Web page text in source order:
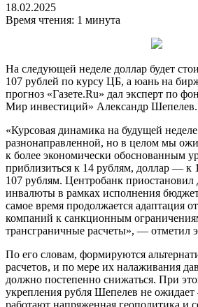
18.02.2025
Время чтения: 1 минута
На следующей неделе доллар будет
107 рублей по курсу ЦБ, а юань на
прогноз «Газете.Ru» дал эксперт по
Мир инвестиций» Александр Шепелев.
«Курсовая динамика на будущей
разнонаправленной, но в целом мы
к более экономически обоснованным
приблизиться к 14 рублям, доллар —
107 рублям. Центробанк приостановил
инвалюты в рамках исполнения
самое время продолжается адаптация
компаний к санкционным
трансграничные расчеты», — отметил
По его словам, формируются
расчетов, и по мере их налаживания
должно постепенно снижаться. При
укрепления рубля Шепелев не
работают напряженная геополитика и